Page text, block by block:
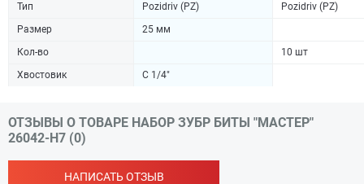
Тип Pozidriv (PZ)
Pozidriv (PZ)
Размер
25 мм
Кол-во
10 шт
Хвостовик
С 1/4"
ОТЗЫВЫ О ТОВАРЕ НАБОР ЗУБР БИТЫ "МАСТЕР"
26042-H7 (0)
НАПИСАТЬ ОТЗЫВ